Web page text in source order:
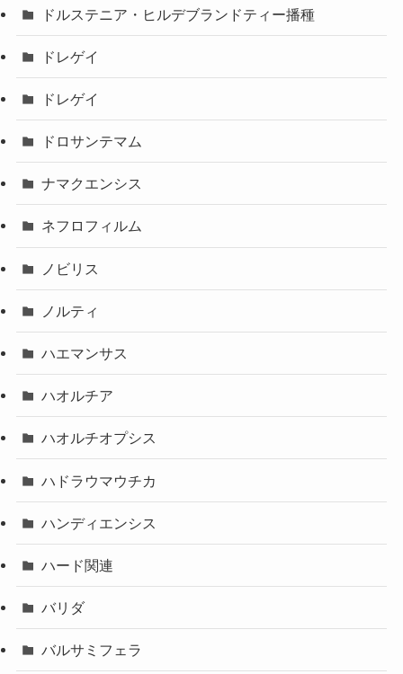
ドルステニア・ヒルデブランドティー播種
ドレゲイ
ドレゲイ
ドロサンテマム
ナマクエンシス
ネフロフィルム
ノビリス
ノルティ
ハエマンサス
ハオルチア
ハオルチオプシス
ハドラウマウチカ
ハンディエンシス
ハード関連
バリダ
バルサミフェラ